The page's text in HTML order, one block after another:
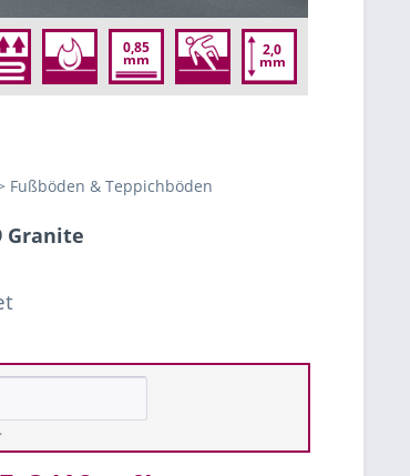
2,0
mm
0,85
mm
Fußböden & Teppichböden
Granite